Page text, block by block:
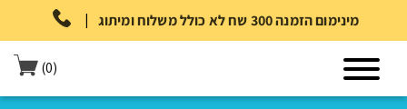
| מינימום הזמנה 300 שח לא כולל משלוח ומיתוג
(0)